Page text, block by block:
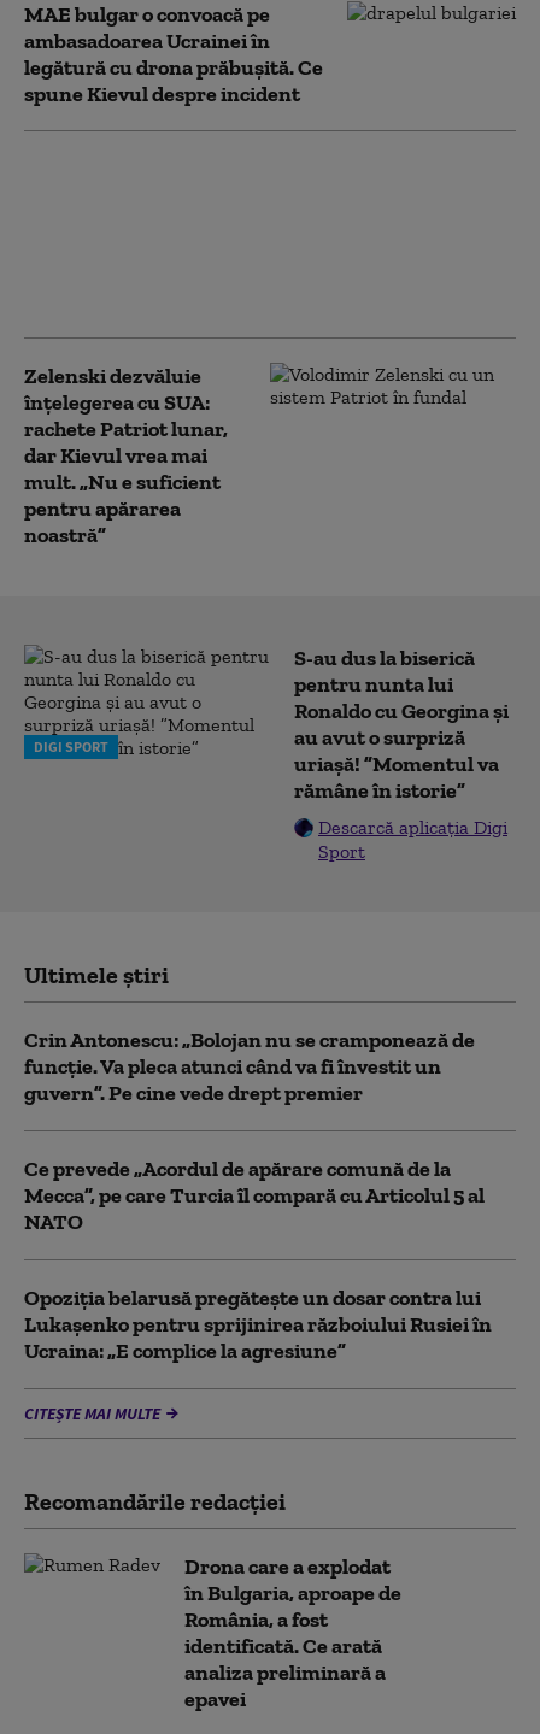
MAE bulgar o convoacă pe
ambasadoarea Ucrainei în
legătură cu drona prăbuşită. Ce
spune Kievul despre incident
Zelenski dezvăluie
înțelegerea cu SUA:
rachete Patriot lunar,
dar Kievul vrea mai
mult. „Nu e suficient
pentru apărarea
noastră”
DIGI SPORT
S-au dus la biserică
pentru nunta lui
Ronaldo cu Georgina și
au avut o surpriză
uriașă! ”Momentul va
rămâne în istorie”
Descarcă aplicația Digi
Sport
Ultimele știri
Crin Antonescu: „Bolojan nu se cramponează de
funcție. Va pleca atunci când va fi învestit un
guvern”. Pe cine vede drept premier
Ce prevede „Acordul de apărare comună de la
Mecca”, pe care Turcia îl compară cu Articolul 5 al
NATO
Opoziția belarusă pregătește un dosar contra lui
Lukașenko pentru sprijinirea războiului Rusiei în
Ucraina: „E complice la agresiune”
CITEȘTE MAI MULTE
Recomandările redacţiei
Drona care a explodat
în Bulgaria, aproape de
România, a fost
identificată. Ce arată
analiza preliminară a
epavei